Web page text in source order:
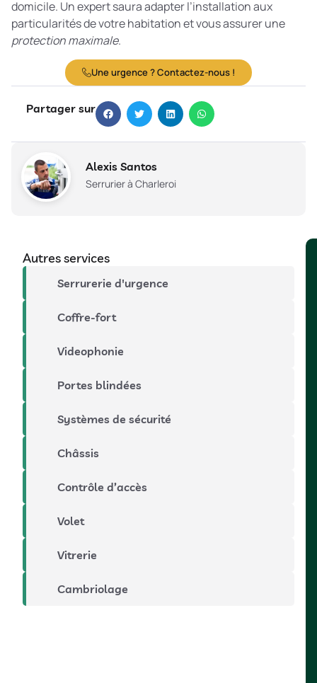
domicile. Un expert saura adapter l’installation aux
particularités de votre habitation et vous assurer une
protection maximale.
Une urgence ? Contactez-nous !
Partager sur
Alexis Santos
Serrurier à Charleroi
Autres services
Serrurerie d'urgence
Coffre-fort
Videophonie
Portes blindées
Systèmes de sécurité
Châssis
Contrôle d’accès
Volet
Vitrerie
Cambriolage